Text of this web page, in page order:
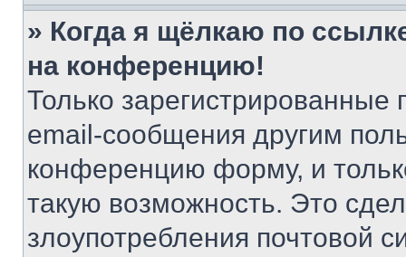
» Когда я щёлкаю по
на конференцию!
Только зарегистрированные
email-сообщения другим
конференцию форму, и
такую возможность. Это
злоупотребления почтовой